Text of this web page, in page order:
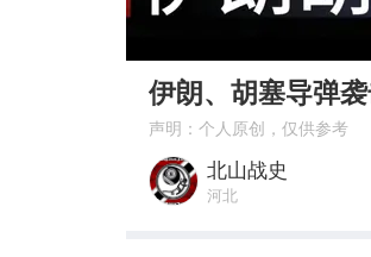
伊朗、胡塞导弹
声明：个人原创，仅供参考
北山战史
河北